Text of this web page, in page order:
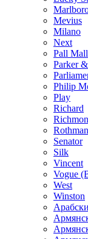
Mevius
Milano
Next
Pall Mall
Parker
Philip
Play
Richard
Senator
Silk
Vincent
Vogue
West
Winston